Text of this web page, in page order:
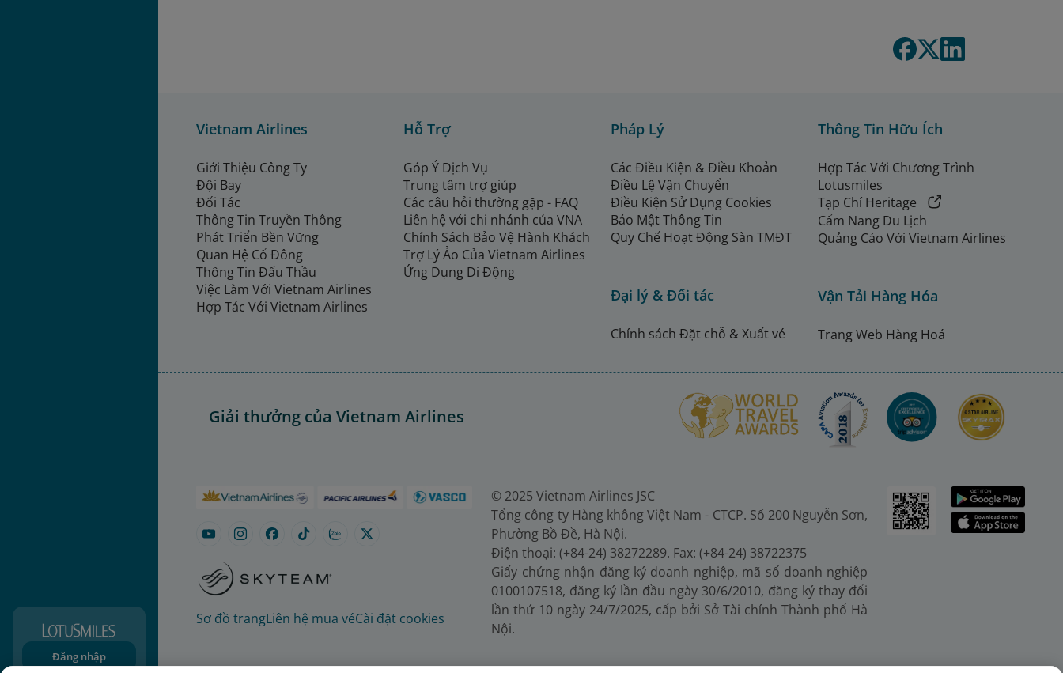
Đăng nhập
Vietnam Airlines
Giới Thiệu Công Ty
Đội Bay
Đối Tác
Thông Tin Truyền Thông
Phát Triển Bền Vững
Quan Hệ Cổ Đông
Thông Tin Đấu Thầu
Việc Làm Với Vietnam Airlines
Hợp Tác Với Vietnam Airlines
Hỗ Trợ
Góp Ý Dịch Vụ
Trung tâm trợ giúp
Các câu hỏi thường gặp - FAQ
Liên hệ với chi nhánh của VNA
Chính Sách Bảo Vệ Hành Khách
Trợ Lý Ảo Của Vietnam Airlines
Ứng Dụng Di Động
Pháp Lý
Các Điều Kiện & Điều Khoản
Điều Lệ Vận Chuyển
Điều Kiện Sử Dụng Cookies
Bảo Mật Thông Tin
Quy Chế Hoạt Động Sàn TMĐT
Đại lý & Đối tác
Chính sách Đặt chỗ & Xuất vé
Thông Tin Hữu Ích
Hợp Tác Với Chương Trình
Lotusmiles
Tạp Chí Heritage
Cẩm Nang Du Lịch
Quảng Cáo Với Vietnam Airlines
Vận Tải Hàng Hóa
Trang Web Hàng Hoá
Giải thưởng của Vietnam Airlines
Sơ đồ trangLiên hệ mua véCài đặt cookies
© 2025 Vietnam Airlines JSC
Tổng công ty Hàng không Việt Nam - CTCP. Số 200 Nguyễn Sơn,
Phường Bồ Đề, Hà Nội.
Điện thoại: (+84-24) 38272289. Fax: (+84-24) 38722375
Giấy chứng nhận đăng ký doanh nghiệp, mã số doanh nghiệp
0100107518, đăng ký lần đầu ngày 30/6/2010, đăng ký thay đổi
lần thứ 10 ngày 24/7/2025, cấp bởi Sở Tài chính Thành phố Hà
Nội.